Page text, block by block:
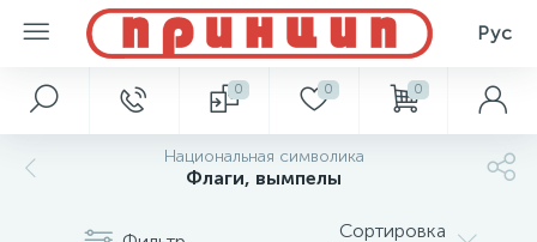
Рус
0 0 0
Национальная символика
Флаги, вымпелы
Сортировка